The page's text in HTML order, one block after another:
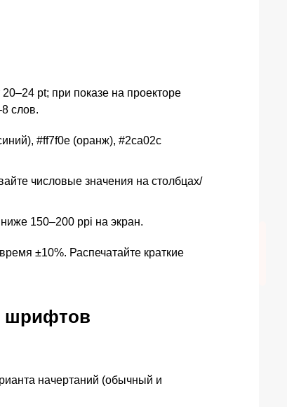
pt; при показе на проекторе
слов.
#ff7f0e (оранж), #2ca02c
числовые значения на столбцах/
150–200 ppi на экран.
±10%. Распечатайте краткие
шрифтов
начертаний (обычный и